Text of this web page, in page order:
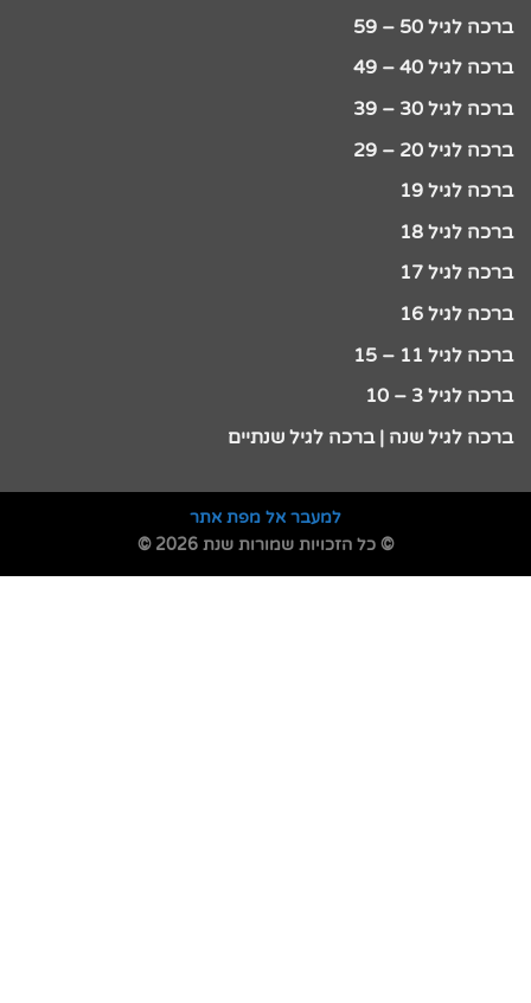
ברכה לגיל 50 – 59
ברכה לגיל 40 – 49
ברכה לגיל 30 – 39
ברכה לגיל 20 – 29
ברכה לגיל 19
ברכה לגיל 18
ברכה לגיל 17
ברכה לגיל 16
ברכה לגיל 11 – 15
ברכה לגיל 3 – 10
ברכה לגיל שנה | ברכה לגיל שנתיים
למעבר אל מפת אתר
© כל הזכויות שמורות שנת 2026 ©